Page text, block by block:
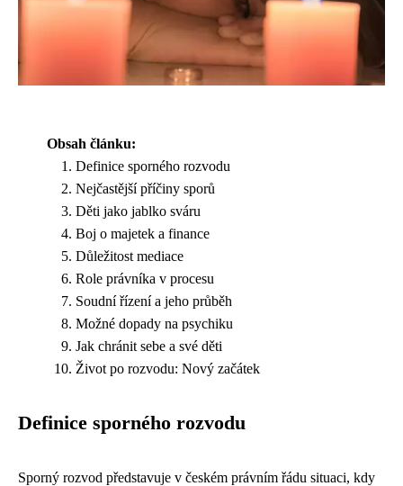
Obsah článku:
Definice sporného rozvodu
Nejčastější příčiny sporů
Děti jako jablko sváru
Boj o majetek a finance
Důležitost mediace
Role právníka v procesu
Soudní řízení a jeho průběh
Možné dopady na psychiku
Jak chránit sebe a své děti
Život po rozvodu: Nový začátek
Definice sporného rozvodu
Sporný rozvod představuje v českém právním řádu situaci, kdy